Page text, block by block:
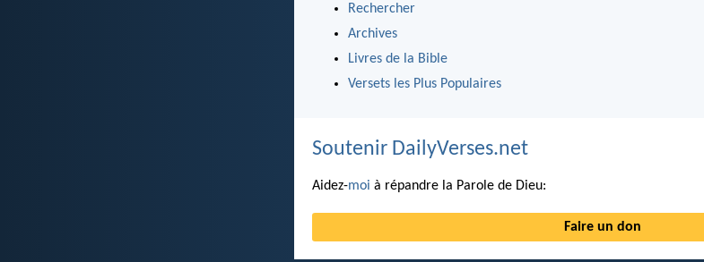
Rechercher
Archives
Livres de la Bible
Versets les Plus Populaires
Soutenir DailyVerses.net
Aidez-moi à répandre la Parole de Dieu:
Faire un don